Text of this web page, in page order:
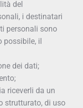
del
i destinatari
personali sono
possibile, il
dei dati;
riceverli da un
strutturato, di uso